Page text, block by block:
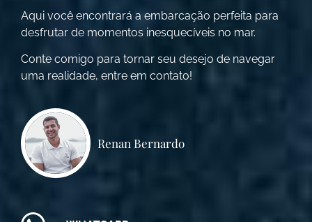
Aqui você encontrará a embarcação perfeita para
desfrutar de momentos inesquecíveis no mar.
Conte comigo para tornar seu desejo de navegar
uma realidade, entre em contato!
Renan Bernardo